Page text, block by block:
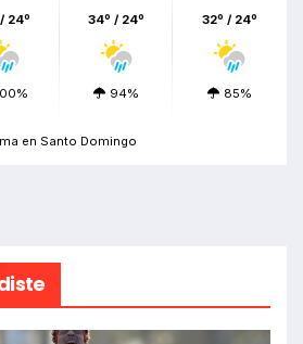
24º 34º / 24º
94%
32º / 24º
85%
en Santo Domingo